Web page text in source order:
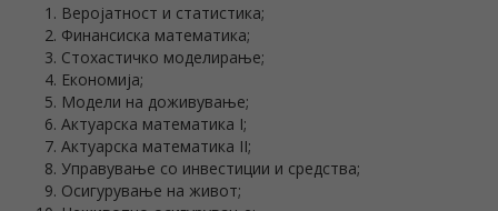
Веројатност и статистика;
Финансиска математика;
Стохастичко моделирање;
Економија;
Модели на доживување;
Актуарска математика I;
Актуарска математика II;
Управување со инвестиции и средства;
Осигурување на живот;